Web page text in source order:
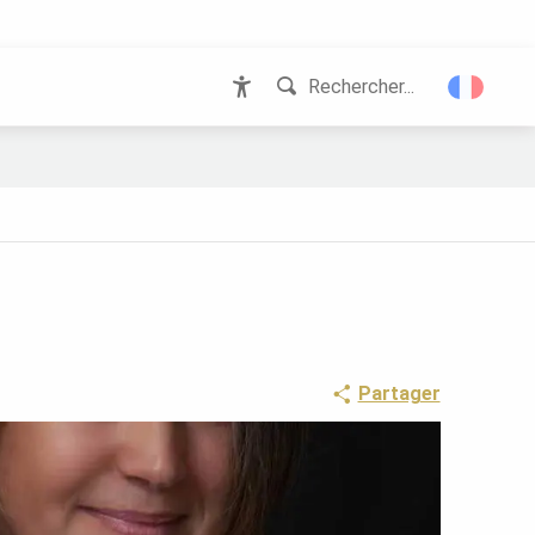
Rechercher...
Partager